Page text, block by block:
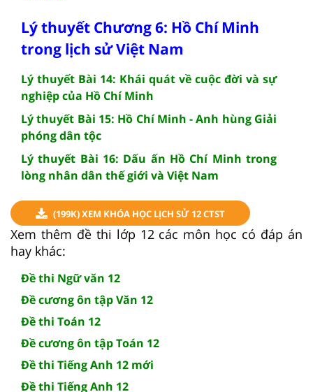
Lý thuyết Chương 6: Hồ Chí Minh
trong lịch sử Việt Nam
Lý thuyết Bài 14: Khái quát về cuộc đời và sự
nghiệp của Hồ Chí Minh
Lý thuyết Bài 15: Hồ Chí Minh - Anh hùng Giải
phóng dân tộc
Lý thuyết Bài 16: Dấu ấn Hồ Chí Minh trong
lòng nhân dân thế giới và Việt Nam
(199K) XEM KHÓA HỌC LỊCH SỬ 12 CTST
Xem thêm đề thi lớp 12 các môn học có đáp án
hay khác:
Đề thi Ngữ văn 12
Đề cương ôn tập Văn 12
Đề thi Toán 12
Đề cương ôn tập Toán 12
Đề thi Tiếng Anh 12 mới
Đề thi Tiếng Anh 12